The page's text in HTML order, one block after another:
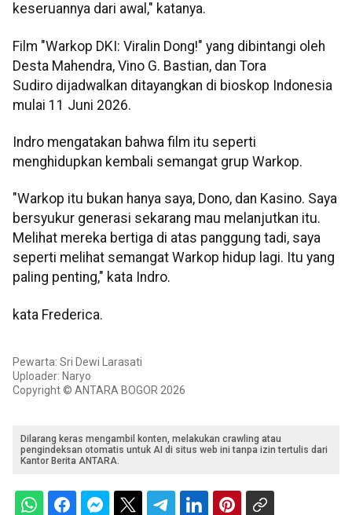
keseruannya dari awal," katanya.​​​​​​​
Film "Warkop DKI: Viralin Dong!" yang dibintangi oleh
Desta Mahendra, Vino G. Bastian, dan Tora
Sudiro dijadwalkan ditayangkan di bioskop Indonesia
mulai 11 Juni 2026.
Indro mengatakan bahwa film itu seperti
menghidupkan kembali semangat grup Warkop.
"Warkop itu bukan hanya saya, Dono, dan Kasino. Saya
bersyukur generasi sekarang mau melanjutkan itu.
Melihat mereka bertiga di atas panggung tadi, saya
seperti melihat semangat Warkop hidup lagi. Itu yang
paling penting," kata Indro.
kata Frederica.
Pewarta: Sri Dewi Larasati
Uploader: Naryo
Copyright © ANTARA BOGOR 2026
Dilarang keras mengambil konten, melakukan crawling atau
pengindeksan otomatis untuk AI di situs web ini tanpa izin tertulis dari
Kantor Berita ANTARA.